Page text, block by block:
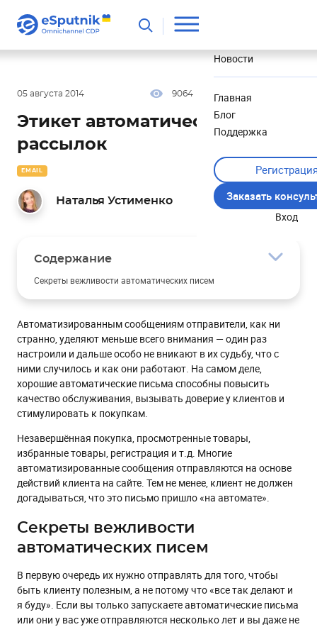
Новости
Главная
Блог
Поддержка
Заказать
Вход
05 августа 2014 9064
EMAIL
Этикет автоматических email
рассылок
Наталья Устименко
Содержание
Секреты вежливости автоматических писем
Не будьте роботом
Пишите лично, насколько это возможно
Учитывайте действия клиента
Следите за частотой писем
Помните о времени
Говорите, а не продавайте
Помните о разных устройствах
Периодически меняйте письма
Когда иностранные практики не работают:
Будьте оригинальными!
Автоматизированным сообщениям отправители, как ни
странно, уделяют меньше всего внимания — один раз
настроили и дальше особо не вникают в их судьбу, что с
ними случилось и как они работают. На самом деле,
хорошие автоматические письма способны повысить
качество обслуживания, вызывать доверие у клиентов и
стимулировать к покупкам.
Незавершённая покупка, просмотренные товары,
избранные товары, регистрация и т.д. Многие
автоматизированные сообщения отправляются на основе
действий клиента на сайте. Тем не менее, клиент не должен
догадываться, что это письмо пришло «на автомате».
Секреты вежливости
автоматических писем
В первую очередь их нужно отправлять для того, чтобы
быть клиенту полезным, а не потому что «все так делают и
я буду». Если вы только запускаете автоматические письма
или они у вас уже отправляются несколько лет и вы даже не